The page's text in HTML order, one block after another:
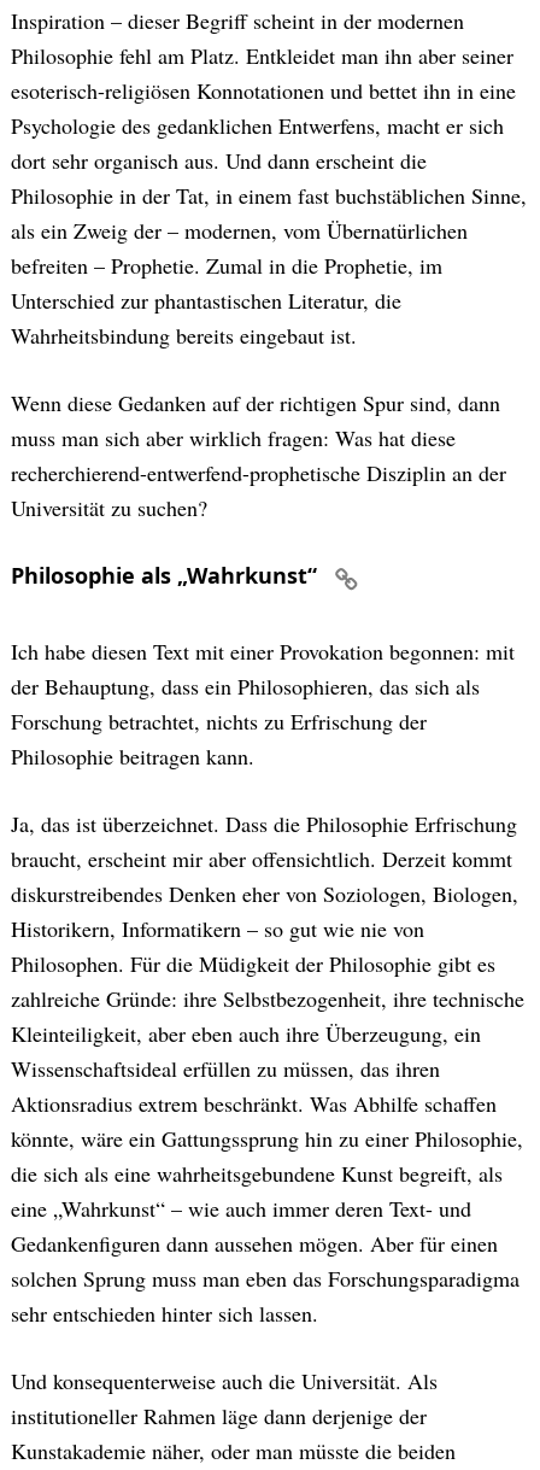
Inspiration – dieser Begriff scheint in der modernen
Philosophie fehl am Platz. Entkleidet man ihn aber seiner
esoterisch-religiösen Konnotationen und bettet ihn in eine
Psychologie des gedanklichen Entwerfens, macht er sich
dort sehr organisch aus. Und dann erscheint die
Philosophie in der Tat, in einem fast buchstäblichen Sinne,
als ein Zweig der – modernen, vom Übernatürlichen
befreiten – Prophetie. Zumal in die Prophetie, im
Unterschied zur phantastischen Literatur, die
Wahrheitsbindung bereits eingebaut ist.
Wenn diese Gedanken auf der richtigen Spur sind, dann
muss man sich aber wirklich fragen: Was hat diese
recherchierend-entwerfend-prophetische Disziplin an der
Universität zu suchen?
Philosophie als „Wahrkunst“
Ich habe diesen Text mit einer Provokation begonnen: mit
der Behauptung, dass ein Philosophieren, das sich als
Forschung betrachtet, nichts zu Erfrischung der
Philosophie beitragen kann.
Ja, das ist überzeichnet. Dass die Philosophie Erfrischung
braucht, erscheint mir aber offensichtlich. Derzeit kommt
diskurstreibendes Denken eher von Soziologen, Biologen,
Historikern, Informatikern – so gut wie nie von
Philosophen. Für die Müdigkeit der Philosophie gibt es
zahlreiche Gründe: ihre Selbstbezogenheit, ihre technische
Kleinteiligkeit, aber eben auch ihre Überzeugung, ein
Wissenschaftsideal erfüllen zu müssen, das ihren
Aktionsradius extrem beschränkt. Was Abhilfe schaffen
könnte, wäre ein Gattungssprung hin zu einer Philosophie,
die sich als eine wahrheitsgebundene Kunst begreift, als
eine „Wahrkunst“ – wie auch immer deren Text- und
Gedankenfiguren dann aussehen mögen. Aber für einen
solchen Sprung muss man eben das Forschungsparadigma
sehr entschieden hinter sich lassen.
Und konsequenterweise auch die Universität. Als
institutioneller Rahmen läge dann derjenige der
Kunstakademie näher, oder man müsste die beiden